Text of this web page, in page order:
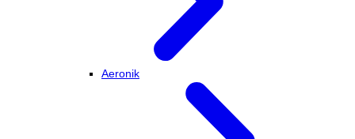
Aeronik